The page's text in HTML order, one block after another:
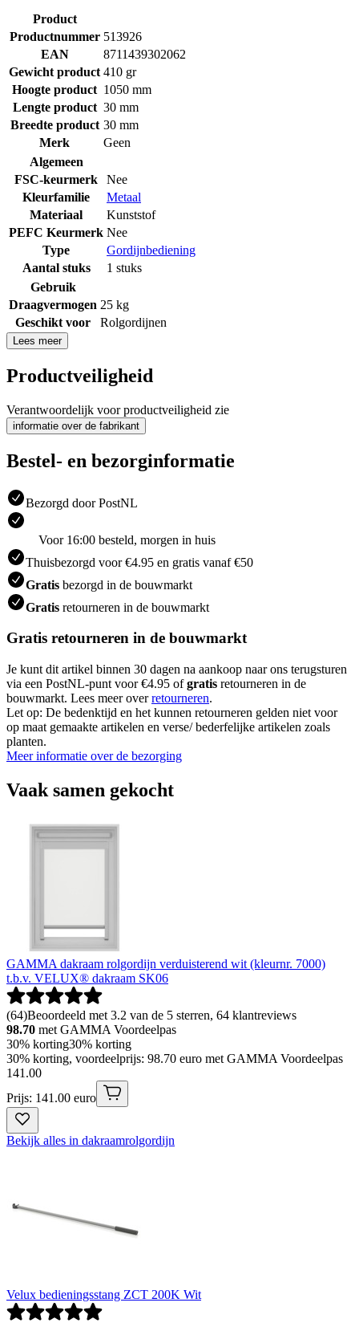
Product
Productnummer 513926
EAN
8711439302062
Gewicht product 410 gr
Hoogte product 1050 mm
Lengte product 30 mm
Breedte product 30 mm
Merk
Geen
Algemeen
FSC-keurmerk
Nee
Kleurfamilie
Metaal
Materiaal
Kunststof
PEFC Keurmerk Nee
Type
Gordijnbediening
Aantal stuks
1 stuks
Gebruik
Draagvermogen 25 kg
Geschikt voor
Rolgordijnen
Lees meer
Productveiligheid
Verantwoordelijk voor productveiligheid zie
informatie over de fabrikant
Bestel- en bezorginformatie
Bezorgd door PostNL
Voor 16:00 besteld, morgen in huis
Thuisbezorgd voor €4.95 en gratis vanaf €50
Gratis bezorgd in de bouwmarkt
Gratis retourneren in de bouwmarkt
Gratis retourneren in de bouwmarkt
Je kunt dit artikel binnen 30 dagen na aankoop naar ons terugsturen
via een PostNL-punt voor €4.95 ofgratis retourneren in de
bouwmarkt. Lees meer overretourneren.
Let op: De bedenktijd en het kunnen retourneren gelden niet voor
op maat gemaakte artikelen en verse/ bederfelijke artikelen zoals
planten.
Meer informatie over de bezorging
Vaak samen gekocht
GAMMA dakraam rolgordijn verduisterend wit (kleurnr. 7000)
t.b.v. VELUX® dakraam SK06
(64)Beoordeeld met 3.2 van de 5 sterren, 64 klantreviews
98.70 met GAMMA Voordeelpas
30% korting30% korting
30% korting, voordeelprijs: 98.70 euro met GAMMA Voordeelpas
141 .00
Prijs: 141.00 euro
Bekijk alles in dakraamrolgordijn
Velux bedieningsstang ZCT 200K Wit